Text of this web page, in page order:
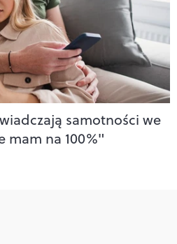
samotności we
na 100%"